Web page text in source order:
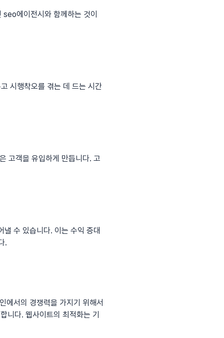
에이전시와 함께하는 것이
시행착오를 겪는 데 드는 시간
고객을 유입하게 만듭니다. 고
수 있습니다. 이는 수익 증대
.
에서의 경쟁력을 가지기 위해서
니다. 웹사이트의 최적화는 기